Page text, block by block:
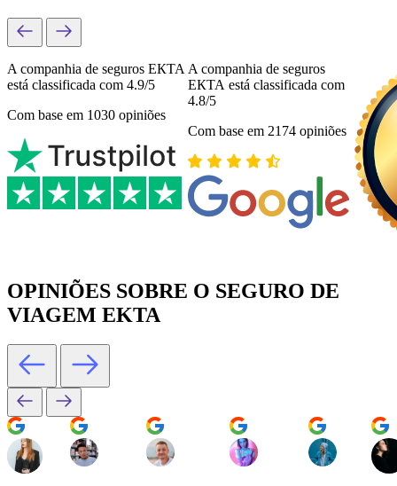
A companhia de seguros ЕКТА
está classificada com 4.9/5
Com base em 1030 opiniões
A companhia de seguros
ЕКТА está classificada com
4.8/5
Com base em 2174 opiniões
OPINIÕES SOBRE O SEGURO DE
VIAGEM EKTA